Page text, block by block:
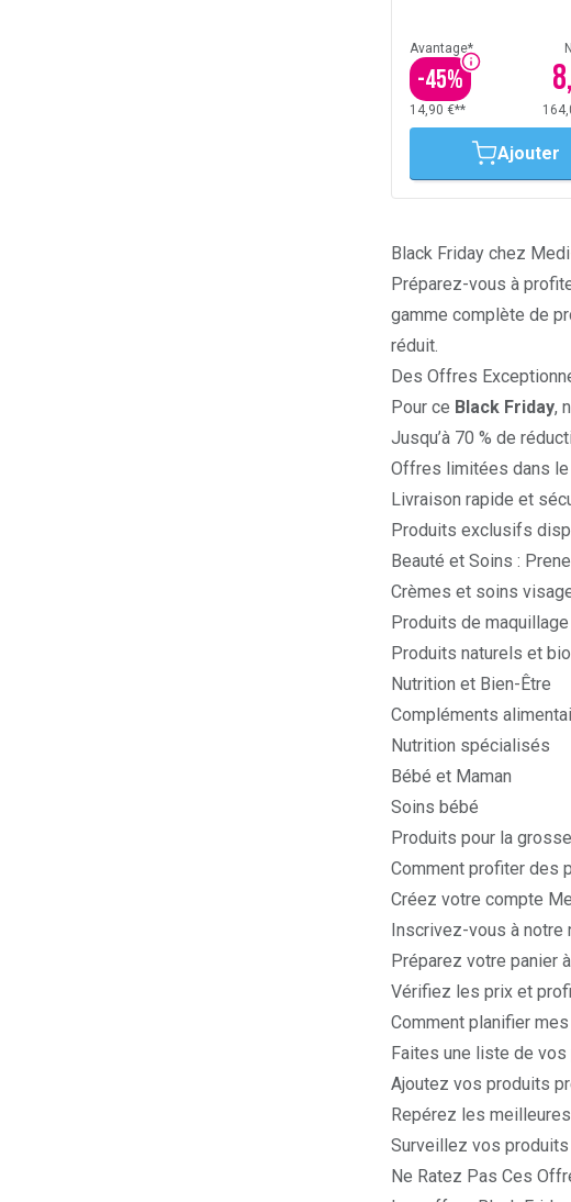
Avantage*
-45%
14,90 €**
Ajouter
Black Friday chez
Préparez-vous à
gamme complète de
réduit.
Des Offres
Pour ce Black Friday,
Jusqu’à 70 % de
Offres limitées dans
Livraison rapide et
Produits exclusifs
Beauté et Soins :
Crèmes et soins
Produits de maquillage
Produits naturels et
Nutrition et Bien-Être
Compléments
Nutrition spécialisés
Bébé et Maman
Soins bébé
Produits pour la
Comment profiter des
Créez votre compte
Inscrivez-vous à
Préparez votre panier
Vérifiez les prix et
Comment planifier
Faites une liste de
Ajoutez vos produits
Repérez les
Surveillez vos
Ne Ratez Pas Ces